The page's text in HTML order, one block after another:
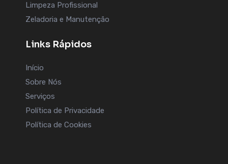
Limpeza Profissional
Zeladoria e Manutenção
Links Rápidos
Início
Sobre Nós
Serviços
Política de Privacidade
Política de Cookies